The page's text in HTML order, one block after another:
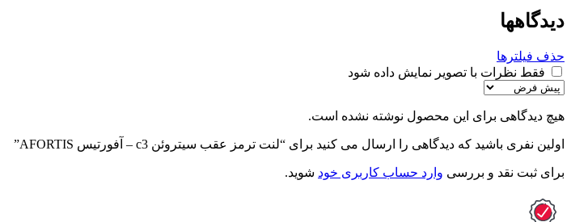
دیدگاهها
حذف فیلترها
فقط نظرات با تصویر نمایش داده شود
هیچ دیدگاهی برای این محصول نوشته نشده است.
اولین نفری باشید که دیدگاهی را ارسال می کنید برای “لنت ترمز عقب سیتروئن c3 – آفورتیس AFORTIS”
برای ثبت نقد و بررسی وارد حساب کاربری خود شوید.